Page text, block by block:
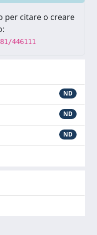
per citare o creare
446111
ND
ND
ND